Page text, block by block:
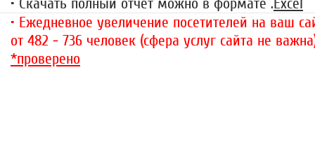
• Скачать полный отчёт можно в формате .Excel
• Ежедневное увеличение посетителей на ваш
от 482 - 736 человек (сфера услуг сайта не
*проверено